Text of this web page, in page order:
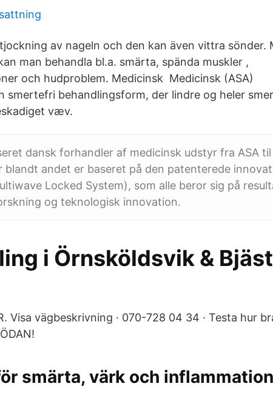
av nageln och den kan även vittra sönder.
man behandla bl.a. smärta, spända muskler ,
och hudproblem. Medicinsk Medicinsk (ASA)
smertefri behandlingsform, der lindre og heler
væv.
dansk forhandler af medicinsk udstyr fra ASA til
blandt andet er baseret på den patenterede
Locked System), som alle beror sig på
og teknologisk innovation.
i Örnsköldsvik &
Visa vägbeskrivning · 070-728 04 34 · Testa hur
smärta, värk och